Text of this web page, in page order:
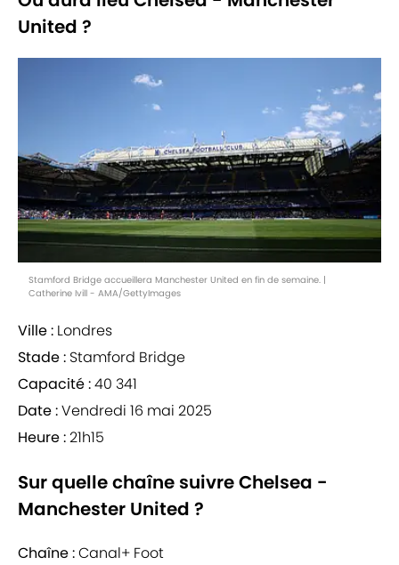
United ?
Stamford Bridge accueillera Manchester United en fin de semaine. |
Catherine Ivill - AMA/GettyImages
Ville : Londres
Stade : Stamford Bridge
Capacité :40 341
Date :Vendredi 16 mai 2025
Heure :21h15
Sur quelle chaîne suivre Chelsea -
Manchester United ?
Chaîne :Canal+ Foot